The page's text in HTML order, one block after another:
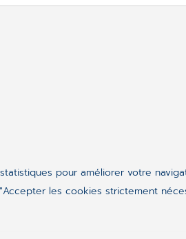
pour améliorer votre
les cookies strictement